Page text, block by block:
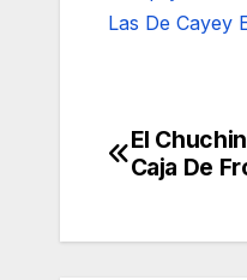
Las De Cayey
El
Caja De